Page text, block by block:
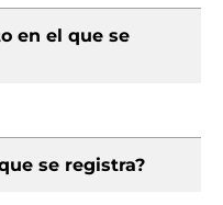
en el que se
se registra?